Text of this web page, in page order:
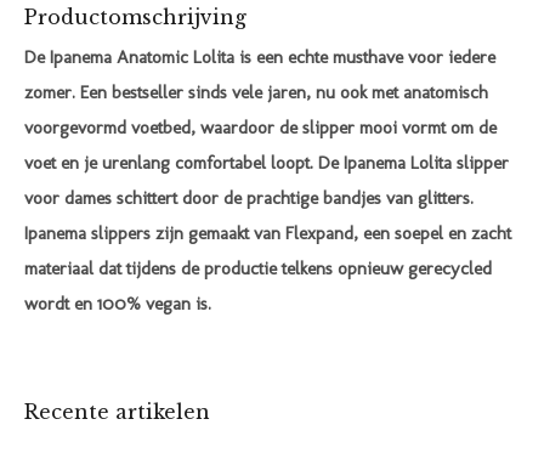
Productomschrijving
De Ipanema Anatomic Lolita is een echte musthave voor iedere
zomer. Een bestseller sinds vele jaren, nu ook met anatomisch
voorgevormd voetbed, waardoor de slipper mooi vormt om de
voet en je urenlang comfortabel loopt. De Ipanema Lolita slipper
voor dames schittert door de prachtige bandjes van glitters.
Ipanema slippers zijn gemaakt van Flexpand, een soepel en zacht
materiaal dat tijdens de productie telkens opnieuw gerecycled
wordt en 100% vegan is.
Recente artikelen